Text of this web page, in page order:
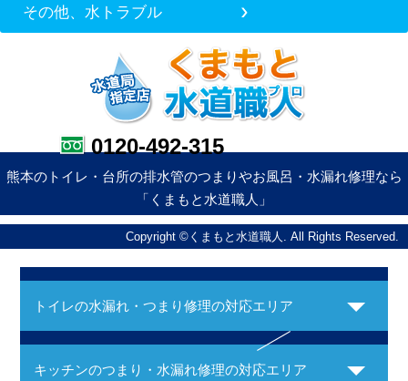
その他、水トラブル
0120-492-315
熊本のトイレ・台所の排水管のつまりやお風呂・水漏れ修理なら
「くまもと水道職人」
Copyright ©くまもと水道職人. All Rights Reserved.
トイレの水漏れ・つまり修理の対応エリア
キッチンのつまり・水漏れ修理の対応エリア